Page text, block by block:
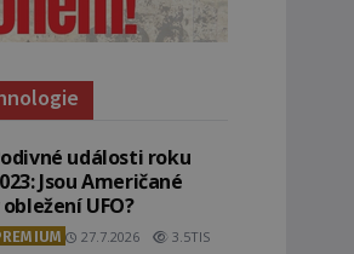
události roku
Jsou Američané
UFO?
27.7.2026 3.5TIS